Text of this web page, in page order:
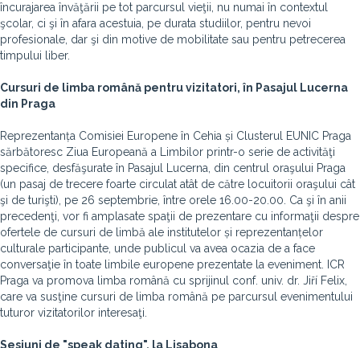
încurajarea învăţării pe tot parcursul vieţii, nu numai în contextul
şcolar, ci şi în afara acestuia, pe durata studiilor, pentru nevoi
profesionale, dar şi din motive de mobilitate sau pentru petrecerea
timpului liber.
Cursuri de limba română pentru vizitatori, în Pasajul Lucerna
din Praga
Reprezentanța Comisiei Europene în Cehia și Clusterul EUNIC Praga
sărbătoresc Ziua Europeană a Limbilor printr-o serie de activităţi
specifice, desfăşurate în Pasajul Lucerna, din centrul oraşului Praga
(un pasaj de trecere foarte circulat atât de către locuitorii oraşului cât
şi de turişti), pe 26 septembrie, între orele 16.00-20.00. Ca şi în anii
precedenţi, vor fi amplasate spaţii de prezentare cu informaţii despre
ofertele de cursuri de limbă ale institutelor și reprezentanțelor
culturale participante, unde publicul va avea ocazia de a face
conversaţie în toate limbile europene prezentate la eveniment. ICR
Praga va promova limba română cu sprijinul conf. univ. dr. Jiří Felix,
care va susţine cursuri de limba română pe parcursul evenimentului
tuturor vizitatorilor interesaţi.
Sesiuni de "speak dating", la Lisabona